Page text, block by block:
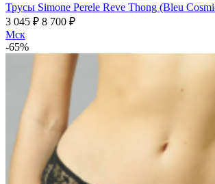
Трусы Simone Perele Reve Thong (Bleu
3 045 ₽ 8 700 ₽
Мск
-65%